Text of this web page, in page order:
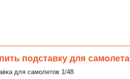
подставку для самолета
для самолетов 1/48